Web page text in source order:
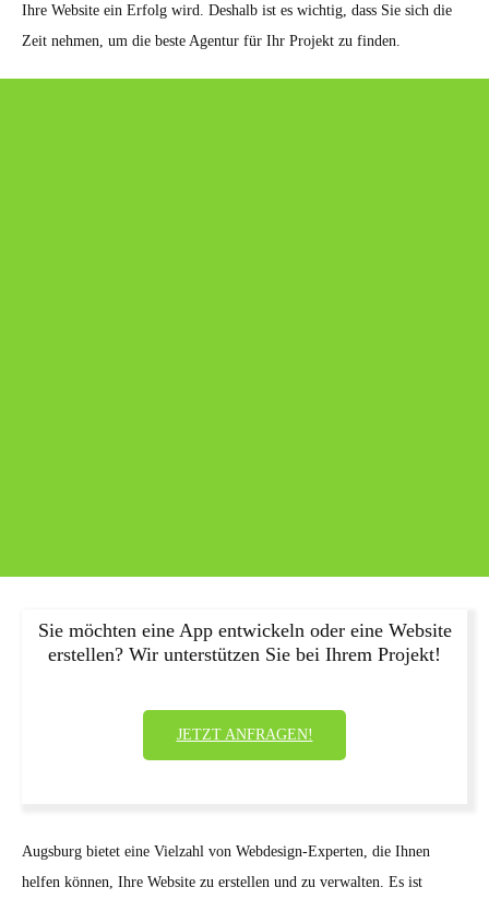
Ihre Website ein Erfolg wird. Deshalb ist es wichtig, dass Sie sich die
Zeit nehmen, um die beste Agentur für Ihr Projekt zu finden.
Sie möchten eine App entwickeln oder eine Website
erstellen? Wir unterstützen Sie bei Ihrem Projekt!
JETZT ANFRAGEN!
Augsburg bietet eine Vielzahl von Webdesign-Experten, die Ihnen
helfen können, Ihre Website zu erstellen und zu verwalten. Es ist